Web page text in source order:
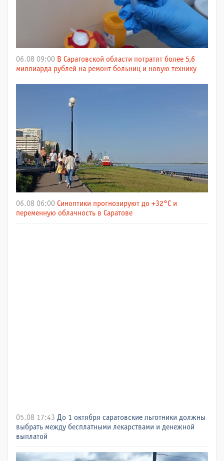
06.08 09:00 В Саратовской области потратят более 5,6
миллиарда рублей на ремонт больниц и новую технику
06.08 06:00 Синоптики прогнозируют до +32°C и
переменную облачность в Саратове
05.08 17:43 До 1 октября саратовские льготники должны
выбрать между бесплатными лекарствами и денежной
выплатой